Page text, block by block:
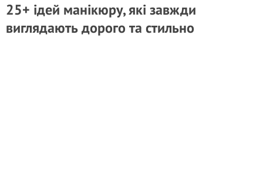
25+ ідей манікюру, які завжди
виглядають дорого та стильно